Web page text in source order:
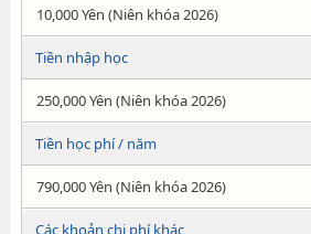
10,000 Yên (Niên khóa 2026)
Tiền nhập học
250,000 Yên (Niên khóa 2026)
Tiền học phí / năm
790,000 Yên (Niên khóa 2026)
Các khoản chi phí khác